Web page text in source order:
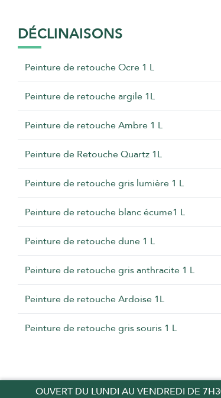
DÉCLINAISONS
Peinture de retouche Ocre 1 L
Peinture de retouche argile 1L
Peinture de retouche Ambre 1 L
Peinture de Retouche Quartz 1L
Peinture de retouche gris lumière 1 L
Peinture de retouche blanc écume1 L
Peinture de retouche dune 1 L
Peinture de retouche gris anthracite 1 L
Peinture de retouche Ardoise 1L
Peinture de retouche gris souris 1 L
OUVERT DU LUNDI AU VENDREDI DE